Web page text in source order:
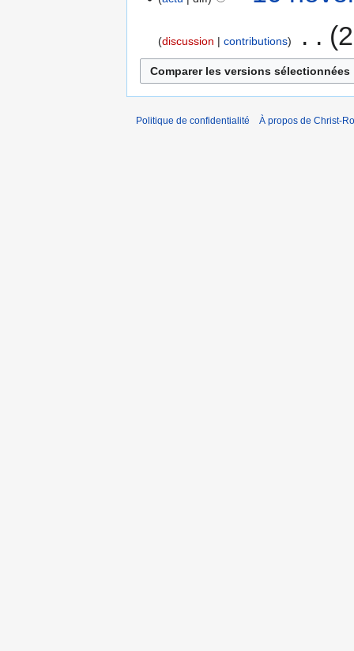
discussion contributions
Politique de confidentialité À propos de Christ-